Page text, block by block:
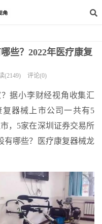
些？2022年医疗康复
(2149) 评论(0)
据小李财经视角收集汇
器械上市公司一共有5
，5家在深圳证券交易所
有哪些？医疗康复器械龙